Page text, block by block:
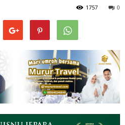
0
1757